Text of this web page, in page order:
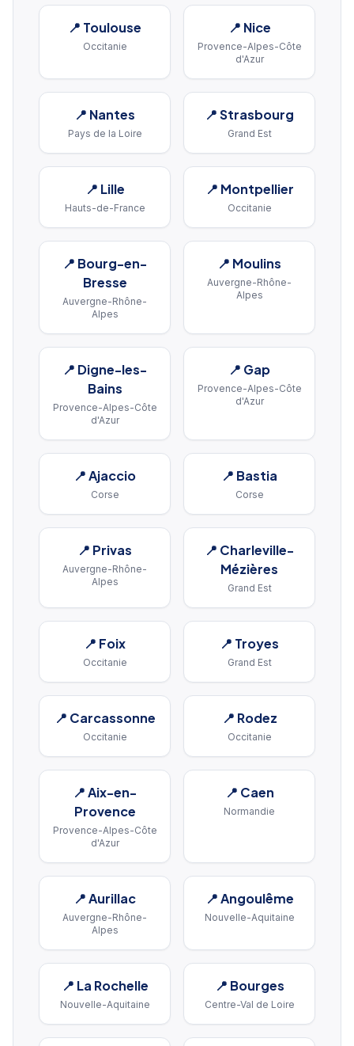
📍 Toulouse
Occitanie
📍 Nice
Provence-Alpes-Côte
d'Azur
📍 Nantes
Pays de la Loire
📍Strasbourg
Grand Est
📍 Lille
Hauts-de-France
📍 Montpellier
Occitanie
📍 Bourg-en-
Bresse
Auvergne-Rhône-
Alpes
📍 Moulins
Auvergne-Rhône-
Alpes
📍 Digne-les-
Bains
Provence-Alpes-Côte
d'Azur
📍 Gap
Provence-Alpes-Côte
d'Azur
📍Ajaccio
Corse
📍 Bastia
Corse
📍 Privas
Auvergne-Rhône-
Alpes
📍 Charleville-
Mézières
Grand Est
📍 Foix
Occitanie
📍 Troyes
Grand Est
📍 Carcassonne
Occitanie
📍 Rodez
Occitanie
📍Aix-en-
Provence
Provence-Alpes-Côte
d'Azur
📍 Caen
Normandie
📍Aurillac
Auvergne-Rhône-
Alpes
📍Angoulême
Nouvelle-Aquitaine
📍 La Rochelle
Nouvelle-Aquitaine
📍 Bourges
Centre-Val de Loire